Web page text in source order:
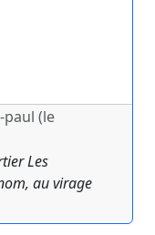
(le
Les
au virage